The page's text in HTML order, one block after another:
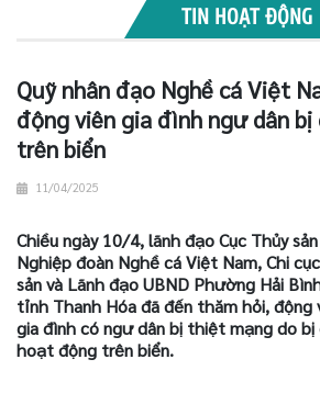
TIN HOẠT ĐỘNG
Quỹ nhân đạo Nghề cá Việt
động viên gia đình ngư dân
trên biển
11/04/2025
Chiều ngày 10/4, lãnh đạo Cục Thủy
Nghiệp đoàn Nghề cá Việt Nam, Chi
sản và Lãnh đạo UBND Phường Hải
tỉnh Thanh Hóa đã đến thăm hỏi, động
gia đình có ngư dân bị thiệt mạng do bị
hoạt động trên biển.